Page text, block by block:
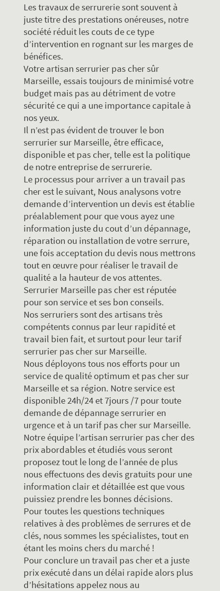
Les travaux de serrurerie sont souvent à
juste titre des prestations onéreuses, notre
société réduit les couts de ce type
d’intervention en rognant sur les marges de
bénéfices.
Votre artisan serrurier pas cher sûr
Marseille, essais toujours de minimisé votre
budget mais pas au détriment de votre
sécurité ce qui a une importance capitale à
nos yeux.
Il n’est pas évident de trouver le bon
serrurier sur Marseille, être efficace,
disponible et pas cher, telle est la politique
de notre entreprise de serrurerie.
Le processus pour arriver a un travail pas
cher est le suivant, Nous analysons votre
demande d’intervention un devis est établie
préalablement pour que vous ayez une
information juste du cout d’un dépannage,
réparation ou installation de votre serrure,
une fois acceptation du devis nous mettrons
tout en œuvre pour réaliser le travail de
qualité a la hauteur de vos attentes.
Serrurier Marseille pas cher est réputée
pour son service et ses bon conseils.
Nos serruriers sont des artisans très
compétents connus par leur rapidité et
travail bien fait, et surtout pour leur tarif
serrurier pas cher sur Marseille.
Nous déployons tous nos efforts pour un
service de qualité optimum et pas cher sur
Marseille et sa région. Notre service est
disponible 24h/24 et 7jours /7 pour toute
demande de dépannage serrurier en
urgence et à un tarif pas cher sur Marseille.
Notre équipe l’artisan serrurier pas cher des
prix abordables et étudiés vous seront
proposez tout le long de l’année de plus
nous effectuons des devis gratuits pour une
information clair et détaillée est que vous
puissiez prendre les bonnes décisions.
Pour toutes les questions techniques
relatives à des problèmes de serrures et de
clés, nous sommes les spécialistes, tout en
étant les moins chers du marché !
Pour conclure un travail pas cher et a juste
prix exécuté dans un délai rapide alors plus
d’hésitations appelez nous au